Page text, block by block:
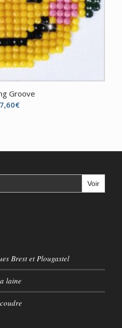
Groove
7,60€
Brest et Plougastel
laine